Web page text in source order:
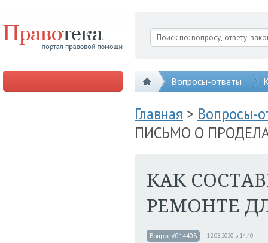
Вопросы-ответы
Главная > Вопросы-
ПИСЬМО О
КАК
РЕМОНТЕ
Вопрос #014408 12.08.2020 в 14:40